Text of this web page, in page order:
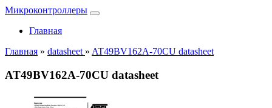
Микроконтроллеры
Главная
Главная » datasheet » AT49BV162A-70CU datasheet
AT49BV162A-70CU datasheet